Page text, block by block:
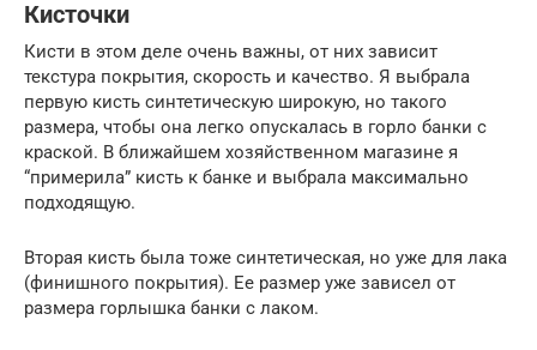
Кисточки
Кисти в этом деле очень важны, от них зависит
текстура покрытия, скорость и качество. Я выбрала
первую кисть синтетическую широкую, но такого
размера, чтобы она легко опускалась в горло банки с
краской. В ближайшем хозяйственном магазине я
“примерила” кисть к банке и выбрала максимально
подходящую.
Вторая кисть была тоже синтетическая, но уже для лака
(финишного покрытия). Ее размер уже зависел от
размера горлышка банки с лаком.